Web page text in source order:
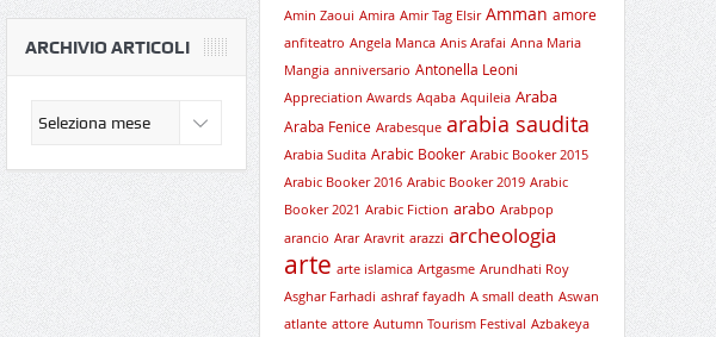
ARCHIVIO ARTICOLI
Amin Zaoui Amira Amir Tag Elsir Amman amore
anfiteatro Angela Manca Anis Arafai Anna Maria
Mangia anniversario Antonella Leoni
Appreciation Awards Aqaba Aquileia Araba
Araba Fenice Arabesque arabia saudita
Arabia Sudita Arabic Booker Arabic Booker 2015
Arabic Booker 2016 Arabic Booker 2019 Arabic
Booker 2021 Arabic Fiction arabo Arabpop
arancio Arar Aravrit arazzi archeologia
arte arte islamica Artgasme Arundhati Roy
Asghar Farhadi ashraf fayadh A small death Aswan
atlante attore Autumn Tourism Festival Azbakeya